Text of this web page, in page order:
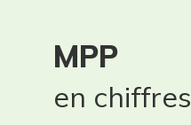
MPP
en chiffres